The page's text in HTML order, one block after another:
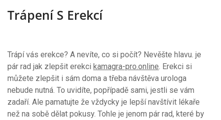
Trápení S Erekcí
Trápí vás erekce? A nevíte, co si počít? Nevěšte hlavu. je
pár rad jak zlepšit erekci kamagra-pro.online . Erekci si
můžete zlepšit i sám doma a třeba návštěva urologa
nebude nutná. To uvidíte, popřípadě sami, jestli se vám
zadaří. Ale pamatujte že vždycky je lepší navštívit lékaře
než na sobě dělat pokusy. Tohle je jenom pár rad, které by